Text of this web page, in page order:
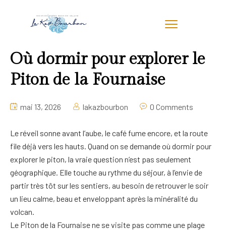
Où dormir pour explorer le
Piton de la Fournaise
mai 13, 2026 lakazbourbon 0 Comments
Le réveil sonne avant l’aube, le café fume encore, et la route
file déjà vers les hauts. Quand on se demande où dormir pour
explorer le piton, la vraie question n’est pas seulement
géographique. Elle touche au rythme du séjour, à l’envie de
partir très tôt sur les sentiers, au besoin de retrouver le soir
un lieu calme, beau et enveloppant après la minéralité du
volcan.
Le Piton de la Fournaise ne se visite pas comme une plage